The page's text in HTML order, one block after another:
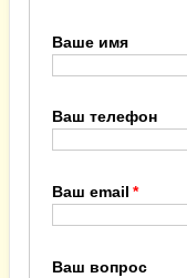
Ваше имя
Ваш телефон
Ваш email
Ваш вопрос